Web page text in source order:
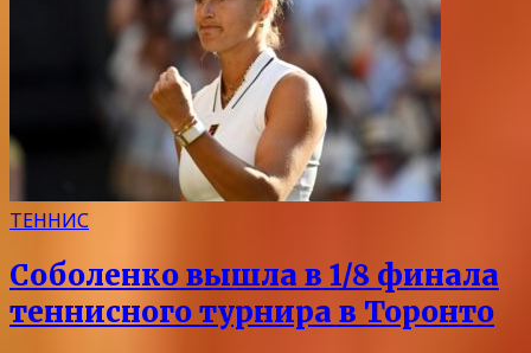
ТЕННИС
Соболенко вышла в 1/8 финала
теннисного турнира в Торонто